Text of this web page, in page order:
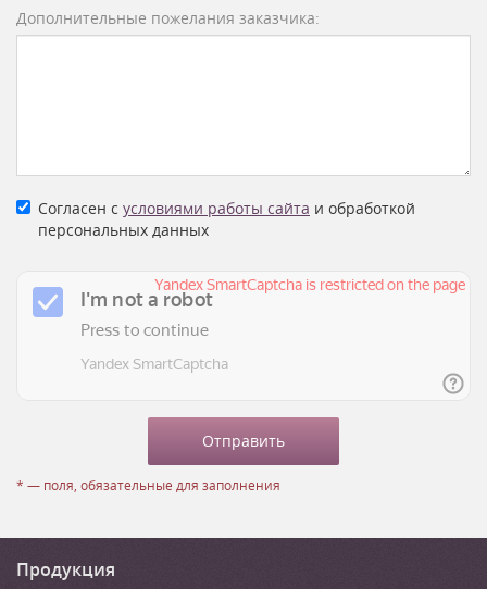
Дополнительные пожелания заказчика:
Согласен с условиями работы сайта и обработкой
персональных данных
* — поля, обязательные для заполнения
Продукция